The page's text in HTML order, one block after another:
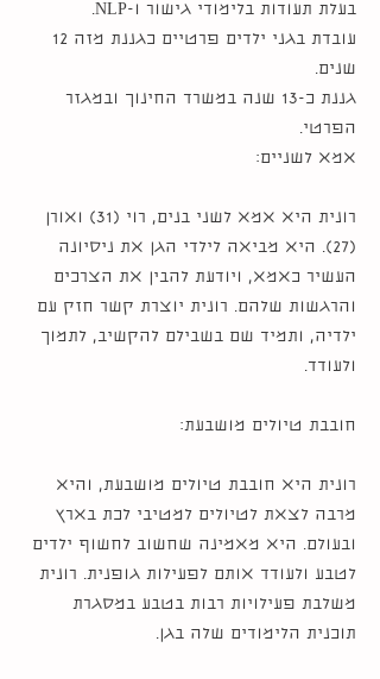
בעלת תעודות בלימודי גישור ו-NLP.
עובדת בגני ילדים פרטיים כגננת מזה 12
שנים.
גננת כ-13 שנה במשרד החינוך ובמגזר
הפרטי.
אמא לשניים:
רונית היא אמא לשני בנים, רוי (31) ואורן
(27). היא מביאה לילדי הגן את ניסיונה
העשיר כאמא, ויודעת להבין את הצרכים
והרגשות שלהם. רונית יוצרת קשר חזק עם
ילדיה, ותמיד שם בשבילם להקשיב, לתמוך
ולעודד.
חובבת טיולים מושבעת:
רונית היא חובבת טיולים מושבעת, והיא
מרבה לצאת לטיולים למטיבי לכת בארץ
ובעולם. היא מאמינה שחשוב לחשוף ילדים
לטבע ולעודד אותם לפעילות גופנית. רונית
משלבת פעילויות רבות בטבע במסגרת
תוכנית הלימודים שלה בגן.